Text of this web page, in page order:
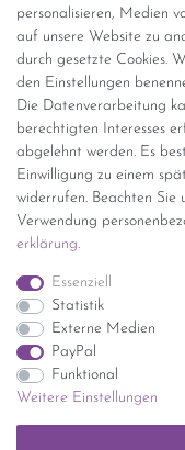
personalisieren, Medien
auf unsere Website zu
durch gesetzte Cookies.
den Einstellungen
Die Datenverarbeitung
berechtigten Interesses
abgelehnt werden. Es
Einwilligung zu einem
widerrufen. Beachten Sie
Verwendung
erklärung.
Essenziell
Statistik
Externe Medien
PayPal
Funktional
Weitere Einstellungen
Versand per GLS (6,90
(innerhalb Deutschlands)
kostenfreie Lieferung ab
Deutschlands)
Übersicht
Wir kaufen an
Sie haben zuviel
Einfach unverbindliches
*Endpreis inkl.
UStG der
Impressum